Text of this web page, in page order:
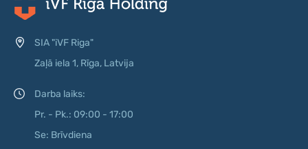
SIA "iVF Riga"
Zaļā iela 1, Rīga, Latvija
Darba laiks:
Pr. - Pk.: 09:00 - 17:00
Se: Brīvdiena